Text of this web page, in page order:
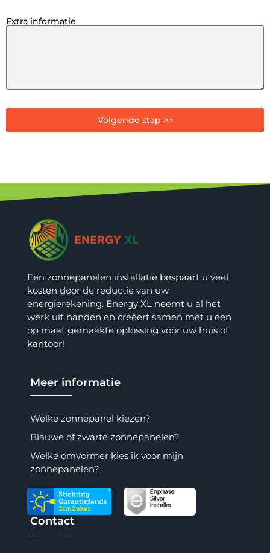
Extra informatie
Volgende stap >>
Een zonnepanelen installatie bespaart u veel
kosten door de reductie van uw
energierekening. Energy XL neemt u al het
werk uit handen en creëert samen met u een
op maat gemaakte oplossing voor uw huis of
kantoor!
Meer informatie
Welke zonnepanel kiezen?
Blauwe of zwarte zonnepanelen?
Welke omvormer kies ik voor mijn
zonnepanelen?
Contact